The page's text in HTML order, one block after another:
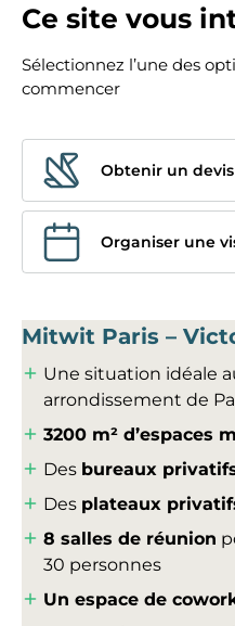
Ce site vous
Sélectionnez l’une des
commencer
Obtenir un devis
Organiser une
Mitwit Paris –
Une situation idéale
arrondissement de
3200 m² d’espaces
Des bureaux
Des plateaux
8 salles de réunion
30 personnes
Un espace de